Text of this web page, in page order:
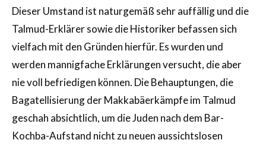
Dieser Umstand ist naturgemäß sehr auffällig und die
Talmud-Erklärer sowie die Historiker befassen sich
vielfach mit den Gründen hierfür. Es wurden und
werden mannigfache Erklärungen versucht, die aber
nie voll befriedigen können. Die Behauptungen, die
Bagatellisierung der Makkabäerkämpfe im Talmud
geschah absichtlich, um die Juden nach dem Bar-
Kochba-Aufstand nicht zu neuen aussichtslosen